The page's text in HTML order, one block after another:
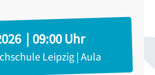
| 09:00 Uhr
Leipzig | Aula